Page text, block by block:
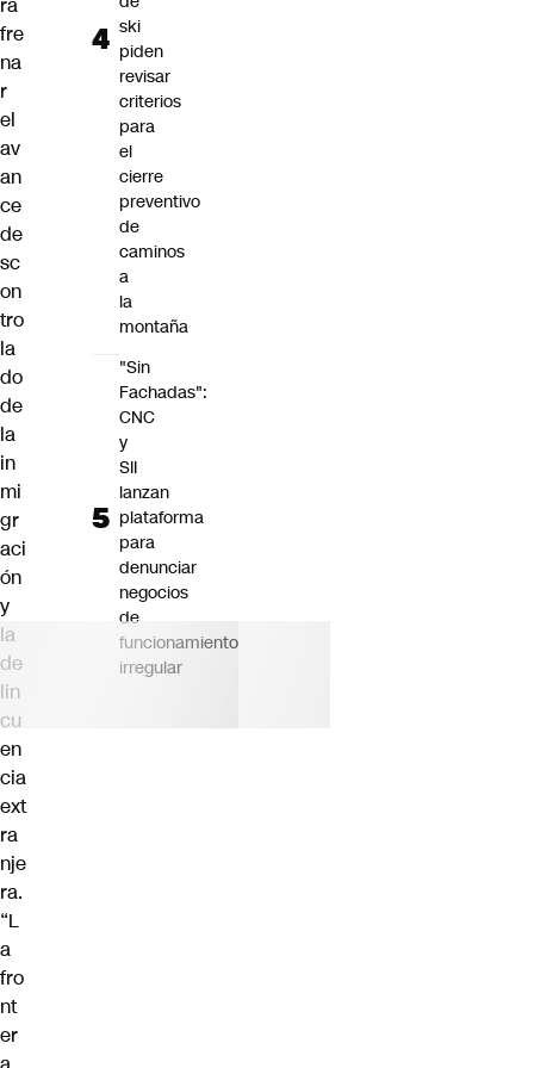
fre
na
r
el
av
an
ce
de
sc
on
tro
la
do
de
la
in
mi
gr
aci
ón
y
la
de
lin
cu
en
cia
ext
ra
nje
ra.
“L
a
fro
nt
er
ski
piden
revisar
criterios
para
el
cierre
preventivo
de
caminos
a
la
montaña
"Sin
Fachadas":
CNC
y
SII
lanzan
plataforma
para
denunciar
negocios
de
funcionamiento
irregular